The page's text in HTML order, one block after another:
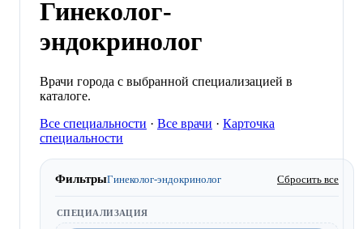
Гинеколог-
эндокринолог
Врачи города с выбранной специализацией в
каталоге.
Все специальности · Все врачи · Карточка
специальности
ФильтрыГинеколог-эндокринолог Сбросить все
СПЕЦИАЛИЗАЦИЯ